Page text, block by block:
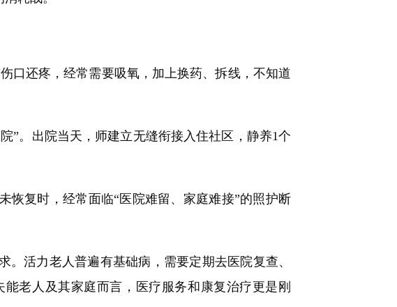
还疼，经常需要吸氧，加上换药、拆线，不知道
。出院当天，师建立无缝衔接入住社区，静养1个
复时，经常面临“医院难留、家庭难接”的照护断
活力老人普遍有基础病，需要定期去医院复查、
老人及其家庭而言，医疗服务和康复治疗更是刚